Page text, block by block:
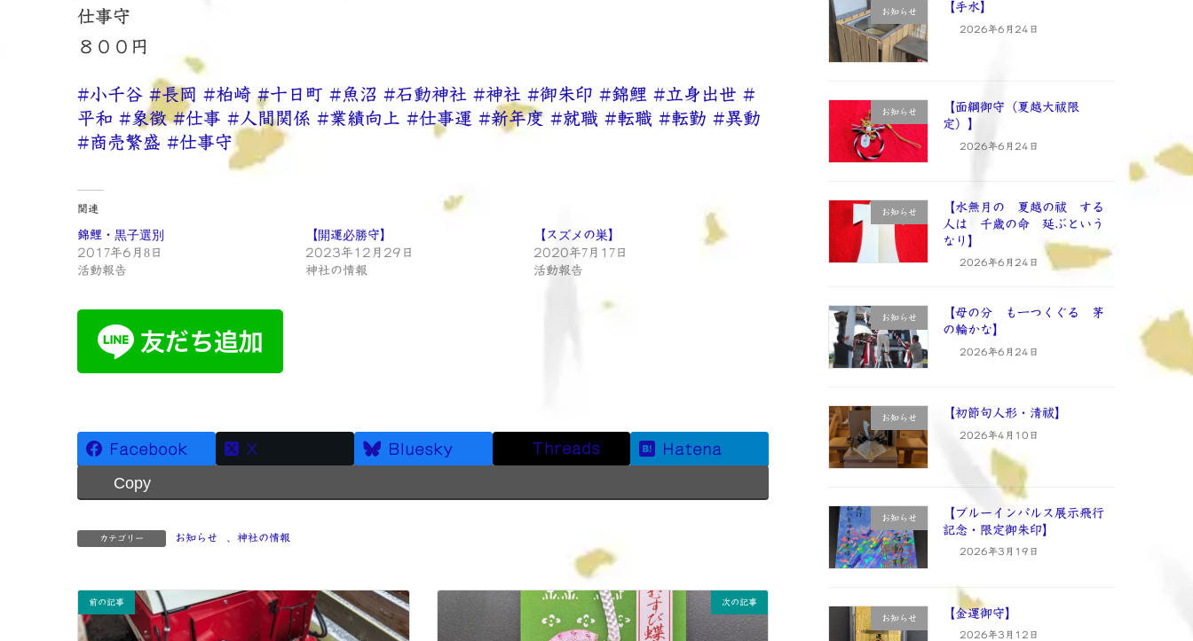
仕事守
８００円
#小千谷 #長岡 #柏崎 #十日町 #魚沼 #石動神社 #神社 #御朱印 #錦鯉 #立身出世 #
平和 #象徴 #仕事 #人間関係 #業績向上 #仕事運 #新年度 #就職 #転職 #転勤 #異動
#商売繁盛 #仕事守
関連
錦鯉・黒子選別
2017年6月8日
活動報告
【開運必勝守】
2023年12月29日
神社の情報
【スズメの巣】
2020年7月17日
活動報告
Facebook X Bluesky Threads Hatena
Copy
カテゴリー お知らせ 神社の情報
前の記事 次の記事
お知らせ 【手水】
2026年6月24日
お知らせ
【面綱御守（夏越大祓限
定）】
2026年6月24日
お知らせ
【水無月の 夏越の祓 する
人は 千歳の命 延ぶという
なり】
2026年6月24日
お知らせ
【母の分 も一つくぐる 茅
の輪かな】
2026年6月24日
お知らせ 【初節句人形・清祓】
2026年4月10日
お知らせ
【ブルーインパルス展示飛行
記念・限定御朱印】
2026年3月19日
お知らせ 【金運御守】
2026年3月12日